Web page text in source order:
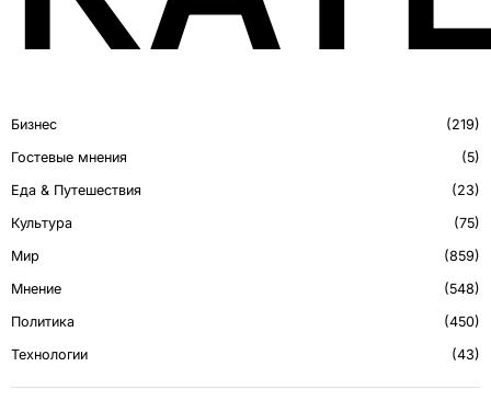
Бизнес
219
Гостевые мнения
5
Еда & Путешествия
23
Культура
75
Мир
859
Мнение
548
Политика
450
Технологии
43